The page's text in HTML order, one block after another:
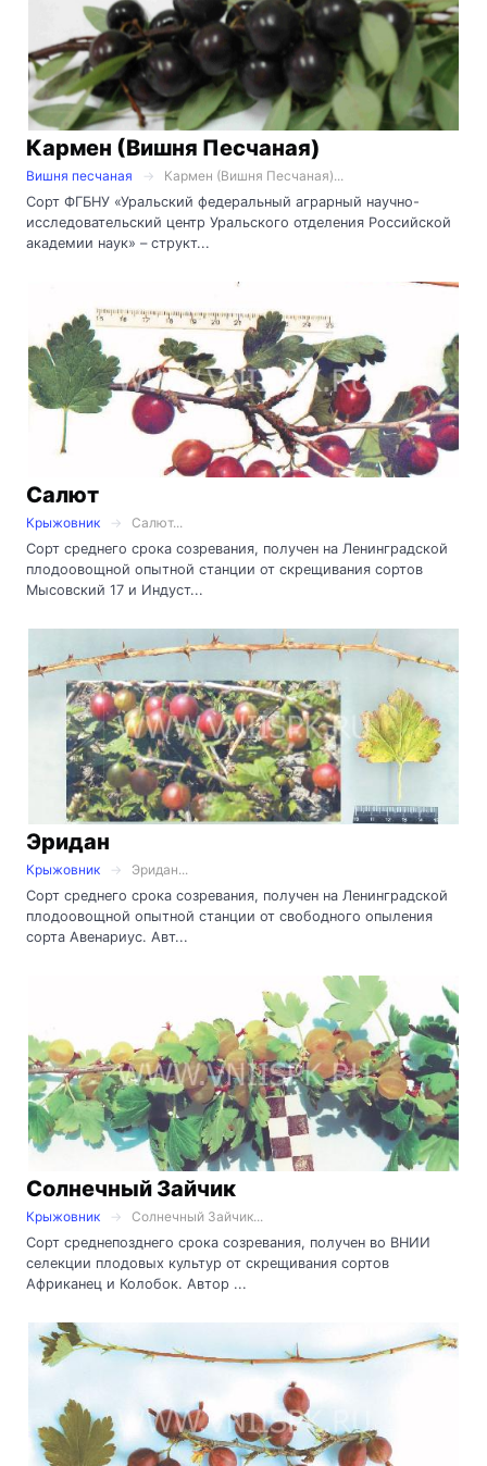
Кармен (Вишня Песчаная)
Вишня песчаная
Кармен (Вишня Песчаная)...
Сорт ФГБНУ «Уральский федеральный аграрный научно-
исследовательский центр Уральского отделения Российской
академии наук» – структ...
Салют
Крыжовник
Салют...
Сорт среднего срока созревания, получен на Ленинградской
плодоовощной опытной станции от скрещивания сортов
Мысовский 17 и Индуст...
Эридан
Крыжовник
Эридан...
Сорт среднего срока созревания, получен на Ленинградской
плодоовощной опытной станции от свободного опыления
сорта Авенариус. Авт...
Солнечный Зайчик
Крыжовник
Солнечный Зайчик...
Сорт среднепозднего срока созревания, получен во ВНИИ
селекции плодовых культур от скрещивания сортов
Африканец и Колобок. Автор ...